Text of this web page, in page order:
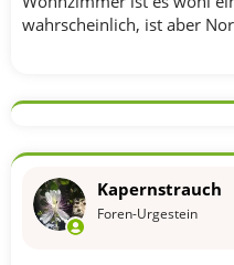
wahrscheinlich, ist aber
Kapernstrauch
Foren-Urgestein